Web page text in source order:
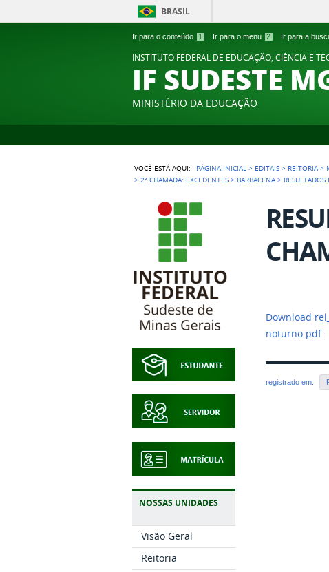
Ir para o conteúdo 1 Ir para o menu 2 Ir para a
BRASIL
INSTITUTO FEDERAL DE EDUCAÇÃO, CIÊNCIA E
IF SUDESTE
MINISTÉRIO DA EDUCAÇÃO
VOCÊ ESTÁ AQUI: PÁGINA INICIAL > EDITAIS > REITORIA >
>2ª CHAMADA: EXCEDENTES > BARBACENA >
NOSSAS UNIDADES
Visão Geral
Reitoria
Download
noturno.pdf
registrado em: